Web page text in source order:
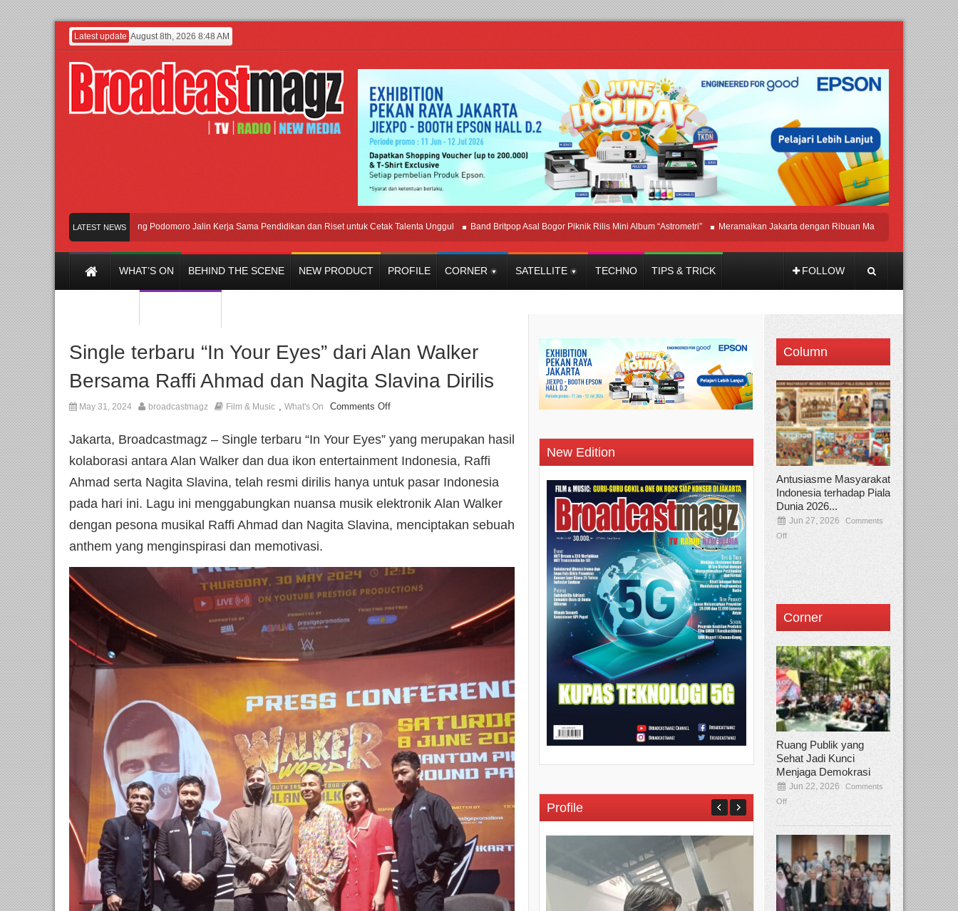
Latest update August 8th, 2026 8:48 AM
LATEST NEWS
UI dan Universitas Agung Podomoro Jalin Kerja Sama Pendidikan dan Riset untuk Cetak Talenta Unggul Band Britpop Asal Bogor Piknik Rilis Mini Album “Astrometri” Meramaikan Jakarta dengan Ribuan Mainan dan Produk Bayi dari
WHAT’S ON BEHIND THE SCENE NEW PRODUCT PROFILE CORNER SATELLITE TECHNO TIPS & TRICK FOLLOW
Single terbaru “In Your Eyes” dari Alan Walker
Bersama Raffi Ahmad dan Nagita Slavina Dirilis
May 31, 2024 broadcastmagz Film & Music , What's On Comments Off
Jakarta, Broadcastmagz – Single terbaru “In Your Eyes” yang merupakan hasil
kolaborasi antara Alan Walker dan dua ikon entertainment Indonesia, Raffi
Ahmad serta Nagita Slavina, telah resmi dirilis hanya untuk pasar Indonesia
pada hari ini. Lagu ini menggabungkan nuansa musik elektronik Alan Walker
dengan pesona musikal Raffi Ahmad dan Nagita Slavina, menciptakan sebuah
anthem yang menginspirasi dan memotivasi.
New Edition
Profile
Column
Antusiasme Masyarakat
Indonesia terhadap Piala
Dunia 2026...
Jun 27, 2026
Comments
Off
Corner
Ruang Publik yang
Sehat Jadi Kunci
Menjaga Demokrasi
Jun 22, 2026
Comments
Off